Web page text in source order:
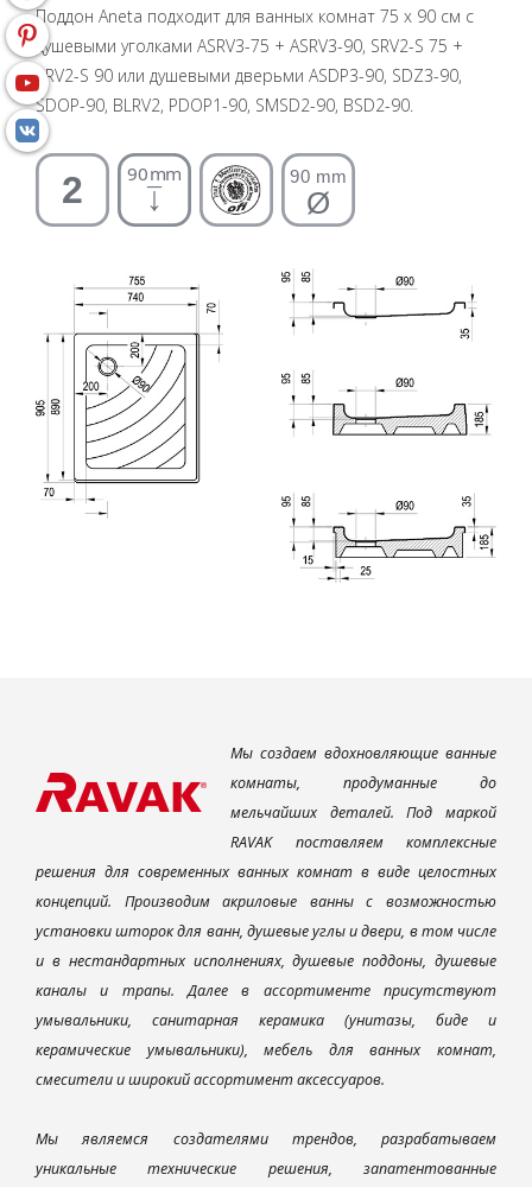
Поддон Aneta подходит для ванных комнат 75 x 90 см с
душевыми уголками ASRV3-75 + ASRV3-90, SRV2-S 75 +
SRV2-S 90 или душевыми дверьми ASDP3-90, SDZ3-90,
SDOP-90, BLRV2, PDOP1-90, SMSD2-90, BSD2-90.
Мы создаем вдохновляющие ванные
комнаты, продуманные до
мельчайших деталей. Под маркой
RAVAK поставляем комплексные
решения для современных ванных комнат в виде целостных
концепций. Производим акриловые ванны с возможностью
установки шторок для ванн, душевые углы и двери, в том числе
и в нестандартных исполнениях, душевые поддоны, душевые
каналы и трапы. Далее в ассортименте присутствуют
умывальники, санитарная керамика (унитазы, биде и
керамические умывальники), мебель для ванных комнат,
смесители и широкий ассортимент аксессуаров.
Мы являемся создателями трендов, разрабатываем
уникальные технические решения, запатентованные